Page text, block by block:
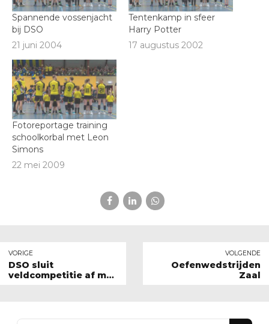
Spannende vossenjacht
bij DSO
21 juni 2004
Tentenkamp in sfeer
Harry Potter
17 augustus 2002
Fotoreportage training
schoolkorbal met Leon
Simons
22 mei 2009
VORIGE
DSO sluit
veldcompetitie af met
VOLGENDE
Oefenwedstrijden
Zaal